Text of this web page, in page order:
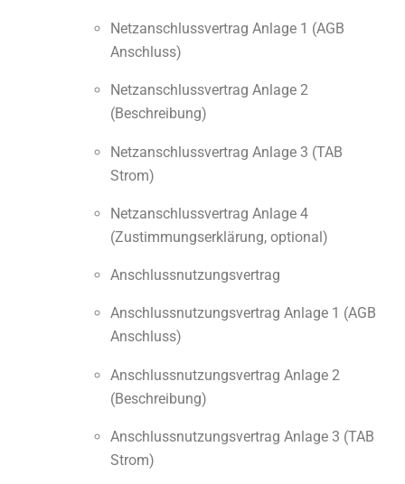
Netzanschlussvertrag Anlage 1 (AGB
Anschluss)
Netzanschlussvertrag Anlage 2
(Beschreibung)
Netzanschlussvertrag Anlage 3 (TAB
Strom)
Netzanschlussvertrag Anlage 4
(Zustimmungserklärung, optional)
Anschlussnutzungsvertrag
Anschlussnutzungsvertrag Anlage 1 (AGB
Anschluss)
Anschlussnutzungsvertrag Anlage 2
(Beschreibung)
Anschlussnutzungsvertrag Anlage 3 (TAB
Strom)